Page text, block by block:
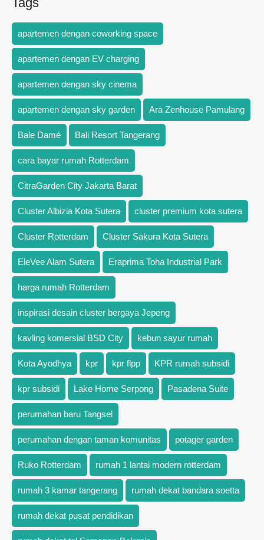
apartemen dengan coworking space
apartemen dengan EV charging
apartemen dengan sky cinema
apartemen dengan sky garden Ara Zenhouse Pamulang
Bale Damé Bali Resort Tangerang
cara bayar rumah Rotterdam
CitraGarden City Jakarta Barat
Cluster Albizia Kota Sutera cluster premium kota sutera
Cluster Rotterdam Cluster Sakura Kota Sutera
EleVee Alam Sutera Eraprima Toha Industrial Park
harga rumah Rotterdam
inspirasi desain cluster bergaya Jepeng
kavling komersial BSD City kebun sayur rumah
Kota Ayodhya kpr kpr flpp KPR rumah subsidi
kpr subsidi Lake Home Serpong Pasadena Suite
perumahan baru Tangsel
perumahan dengan taman komunitas potager garden
Ruko Rotterdam rumah 1 lantai modern rotterdam
rumah 3 kamar tangerang rumah dekat bandara soetta
rumah dekat pusat pendidikan